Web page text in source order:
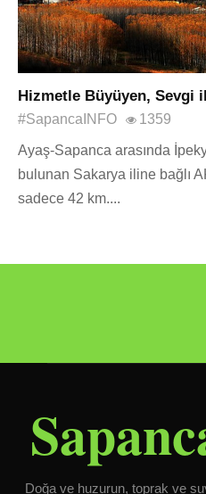
Hizmetle Büyüyen, Sevgi
#SapancaINFO 1359
Ayaş-Sapanca arasında
bulunan Sakarya iline bağlı
sadece 42 km....
Doğa ve huzurun, toprak ve